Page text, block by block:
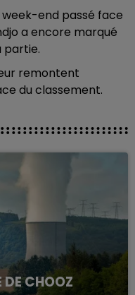
end passé face
a encore marqué
partie.
remontent
du classement.
DE CHOOZ